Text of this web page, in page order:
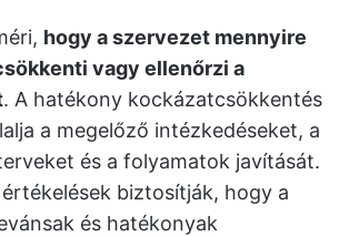
hogy a szervezet mennyire
vagy ellenőrzi a
. A hatékony kockázatcsökkentés
a megelőző intézkedéseket, a
és a folyamatok javítását.
biztosítják, hogy a
és hatékonyak